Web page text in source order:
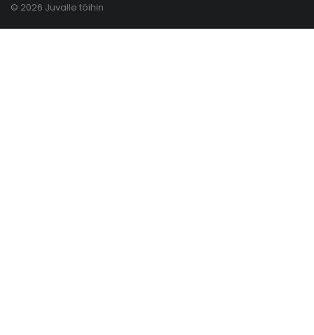
© 2026 Juvalle töihin